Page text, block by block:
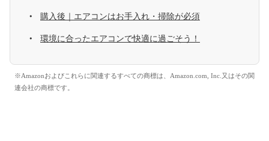
購入後｜エアコンはお手入れ・掃除が必須
環境に合ったエアコンで快適に過ごそう！
※Amazonおよびこれらに関連するすべての商標は、Amazon.com, Inc.又はその関
連会社の商標です。